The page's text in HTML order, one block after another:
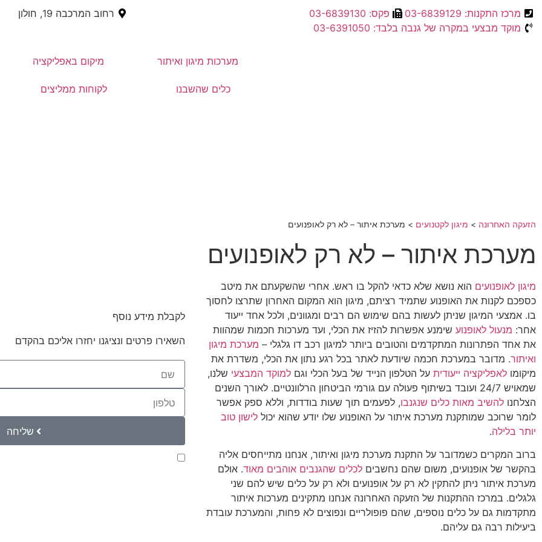
מרכז התקנות: 03-6839129
פקס: 03-6839130
מוקד מבצעי במקרה של גנבה בלבד: 03-6391050
רחוב המרכבה 19, חולון
מערכות מיגון ואיתור מיקום באפליקציה
כלים שהשבנו לקוחות ממליצים
הזעקה האחרונה > מיגון לקטנועים > מערכת איתור – לא רק לאופנועים
מערכת איתור – לא רק לאופנועים
מיגון לאופנועים הוא נושא שלא כדאי להקל בו ראש. אחרי שהשקעתם את מיטב
כספכם לקנות את האופנוע שתמיד רציתם, מיגון הוא המקום האחרון שתרצו לחסוך
בו. אמצעי המיגון שניתן לעשות בהם שימוש הם רבים ומגוונים, ולכל אחד ייעוד
אחר: מנעול לאופנוע שימנע אפשרות להזיז את הכלי, ועד מערכות חכמות שמהוות
את אחד הפתרונות המתקדמים והטובים ביותר למיגון רכב דו גלגלי – מערכת מיגון
ואיתור. מדובר במערכת חכמה שיודעת לאתר בכל רגע נתון את הכלי, משדרת את
מיקומו לאפליקציה ייעודית על הטלפון הנייד של בעל הכלי וגם למוקד המבצעי שלנו,
שמאויש 24/7 ועובד בשיתוף פעולה עם גורמי הביטחון הרלוונטיים. לאורך השנים
הצלחנו להשיב מאות כלים שנגנבו, לפעמים תוך שעות בודדות, וללא ספק אפשר
לומר שרוכב שמותקנת מערכת איתור על האופנוע שלו יודע שהוא יכול לישון טוב
יותר בלילה.
ברוב המקרים כשמדובר על התקנת מערכת מיגון ואיתור, אנחנו מתייחסים אליה
בהקשר של אופנועים, משום שהם נחשבים לכלים שהגנבים אוהבים מאוד. אולם
מערכת איתור ניתן להתקין לא רק על אופנועים ולא רק על כלים שיש להם שני
גלגלים. במרכז ההתקנות של הזעקה האחרונה אנחנו מתקינים מערכות איתור
מתקדמות גם על כלים נוספים, שהם פופולריים ונפוצים לא פחות, והמערכת עובדת
ביעילות רבה גם עליהם.
לקבלת מידע נוסף
השאירו פרטים ונציגנו יחזרו אליכם בהקדם
שליחה